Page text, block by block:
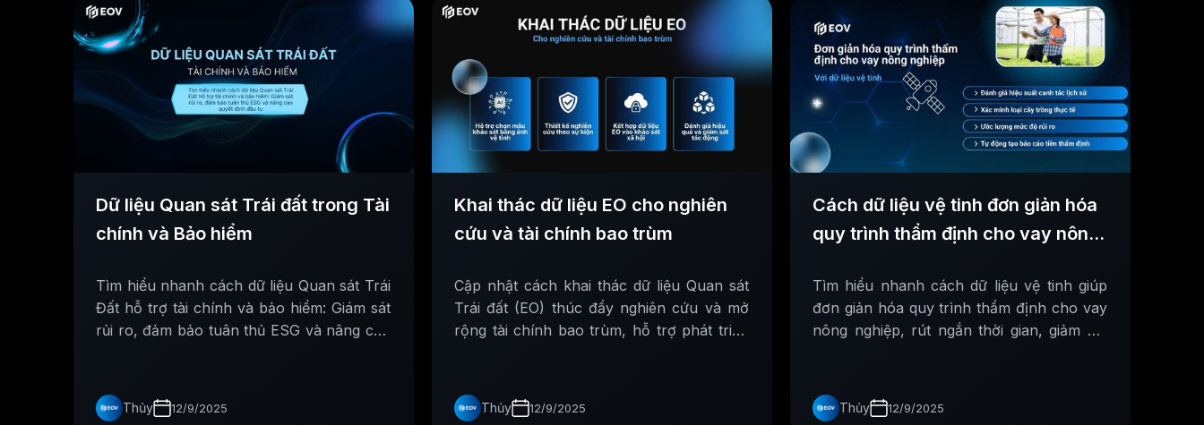
Dữ liệu Quan sát Trái đất trong Tài
chính và Bảo hiểm
Tìm hiểu nhanh cách dữ liệu Quan sát Trái
Đất hỗ trợ tài chính và bảo hiểm: Giám sát
rủi ro, đảm bảo tuân thủ ESG và nâng cao
Thủy 12/9/2025
Khai thác dữ liệu EO cho nghiên
cứu và tài chính bao trùm
Cập nhật cách khai thác dữ liệu Quan sát
Trái đất (EO) thúc đẩy nghiên cứu và mở
rộng tài chính bao trùm, hỗ trợ phát triển
Thủy 12/9/2025
Cách dữ liệu vệ tinh đơn giản hóa
quy trình thẩm định cho vay nông
Tìm hiểu nhanh cách dữ liệu vệ tinh giúp
đơn giản hóa quy trình thẩm định cho vay
nông nghiệp, rút ngắn thời gian, giảm chi
Thủy 12/9/2025